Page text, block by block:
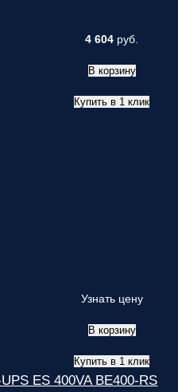
4 604 руб.
В корзину
Купить в 1 клик
Узнать цену
В корзину
Купить в 1 клик
ES 400VA BE400-RS